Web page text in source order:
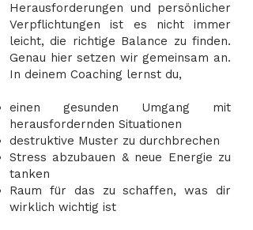
Herausforderungen und persönlicher
Verpflichtungen ist es nicht immer
leicht, die richtige Balance zu finden.
Genau hier setzen wir gemeinsam an.
In deinem Coaching lernst du,
einen gesunden Umgang mit
herausfordernden Situationen
destruktive Muster zu durchbrechen
Stress abzubauen & neue Energie zu
tanken
Raum für das zu schaffen, was dir
wirklich wichtig ist